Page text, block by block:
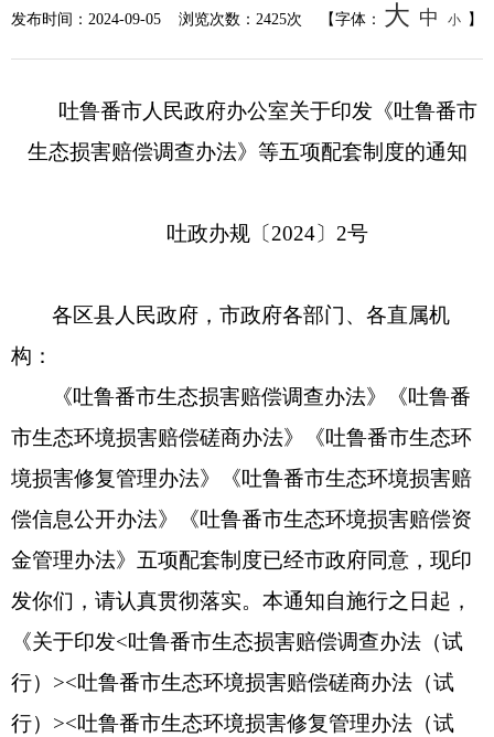
发布时间： 2024-09-05 浏览次数： 2425次 【字体： 大 中 小 】
吐鲁番市人民政府办公室关于印发《吐鲁番市
生态损害赔偿调查办法》等五项配套制度的通知
吐政办规〔2024〕2号
各区县人民政府，市政府各部门、各直属机
构：
《吐鲁番市生态损害赔偿调查办法》《吐鲁番
市生态环境损害赔偿磋商办法》《吐鲁番市生态环
境损害修复管理办法》《吐鲁番市生态环境损害赔
偿信息公开办法》《吐鲁番市生态环境损害赔偿资
金管理办法》五项配套制度已经市政府同意，现印
发你们，请认真贯彻落实。本通知自施行之日起，
《关于印发<吐鲁番市生态损害赔偿调查办法（试
行）><吐鲁番市生态环境损害赔偿磋商办法（试
行）><吐鲁番市生态环境损害修复管理办法（试